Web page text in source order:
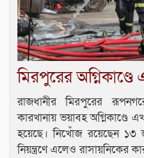
মিরপুরের
রাজধানীর মিরপুরের
কারখানায় ভয়াবহ অগ্নিকাণ্ডে
হয়েছে। নিখোঁজ রয়েছেন ১৩
নিয়ন্ত্রণে এলেও রাসায়নিকের